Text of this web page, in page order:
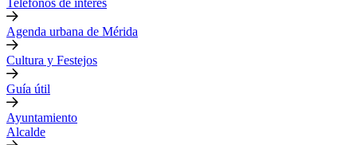
Teléfonos de interés
Agenda urbana de Mérida
Cultura y Festejos
Guía útil
Ayuntamiento
Alcalde